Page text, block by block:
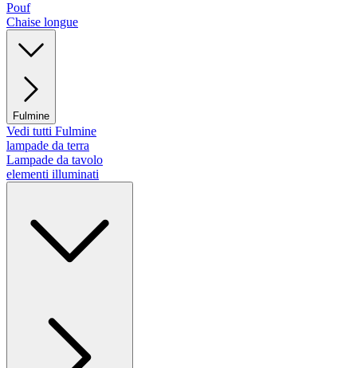
Pouf
Chaise longue
Fulmine
Vedi tutti Fulmine
lampade da terra
Lampade da tavolo
elementi illuminati